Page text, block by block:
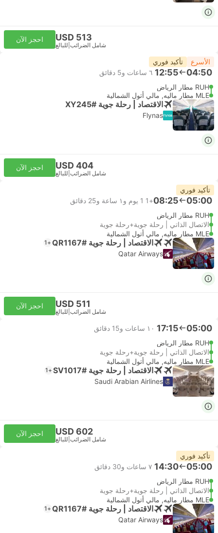
USD 513
شامل الضرائب للبالغ
احجز الآن
الأسرع تأكيد فوري
04:50
12:55 ٦ ساعات و‫5 دقائق
RUH مطار الرياض
MLE مطار ماليه, مالي أتول الشمالية
الاقتصاد | رحلة جوية #XY245
Flynas
USD 404
شامل الضرائب للبالغ
احجز الآن
تأكيد فوري
05:00
08:25
+1
1 يوم و١ ساعة و‫25 دقائق
RUH مطار الرياض
الاتصال الذاتي | رحلة جوية+رحلة جوية
MLE مطار ماليه, مالي أتول الشمالية
الاقتصاد | رحلة جوية #QR1167 +1
Qatar Airways
USD 511
شامل الضرائب للبالغ
احجز الآن
05:00
17:15 ١٠ ساعات و‫15 دقائق
RUH مطار الرياض
الاتصال الذاتي | رحلة جوية+رحلة جوية
MLE مطار ماليه, مالي أتول الشمالية
الاقتصاد | رحلة جوية #SV1017 +1
Saudi Arabian Airlines
USD 602
شامل الضرائب للبالغ
احجز الآن
تأكيد فوري
05:00
14:30 ٧ ساعات و‫30 دقائق
RUH مطار الرياض
الاتصال الذاتي | رحلة جوية+رحلة جوية
MLE مطار ماليه, مالي أتول الشمالية
الاقتصاد | رحلة جوية #QR1167 +1
Qatar Airways